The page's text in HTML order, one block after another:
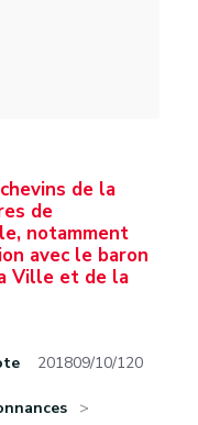
de la
de
notamment
avec le baron
Ville et de la
201809/10/120